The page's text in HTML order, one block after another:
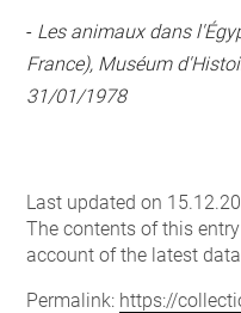
- Les animaux dans
France), Muséum
31/01/1978
Last updated on
The contents of this
account of the latest
Permalink: https://